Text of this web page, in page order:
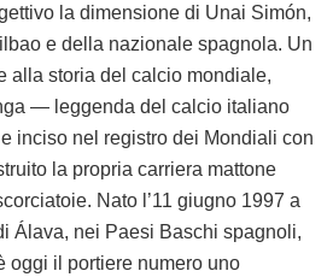
la dimensione di Unai Simón,
e della nazionale spagnola. Un
alla storia del calcio mondiale,
— leggenda del calcio italiano
inciso nel registro dei Mondiali con
la propria carriera mattone
Nato l’11 giugno 1997 a
Álava, nei Paesi Baschi spagnoli,
oggi il portiere numero uno